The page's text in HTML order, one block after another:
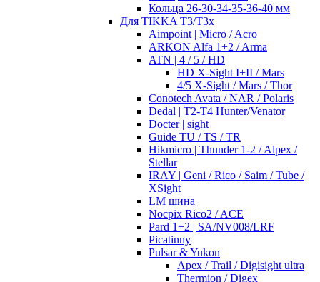
Кольца 26-30-34-35-36-40 мм
Для TIKKA T3/T3x
Aimpoint | Micro / Acro
ARKON Alfa 1+2 / Arma
ATN | 4 / 5 / HD
HD X-Sight I+II / Mars
4/5 X-Sight / Mars / Thor
Conotech Avata / NAR / Polaris
Dedal | T2-T4 Hunter/Venator
Docter | sight
Guide TU / TS / TR
Hikmicro | Thunder 1-2 / Alpex /
Stellar
IRAY | Geni / Rico / Saim / Tube /
XSight
LM шина
Nocpix Rico2 / ACE
Pard 1+2 | SA/NV008/LRF
Picatinny
Pulsar & Yukon
Apex / Trail / Digisight ultra
Thermion / Digex